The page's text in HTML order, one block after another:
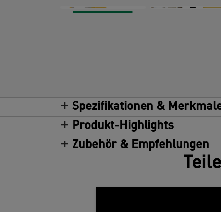
Spezifikationen &
Produkt-Highlights
Zubehör & Empfehlungen